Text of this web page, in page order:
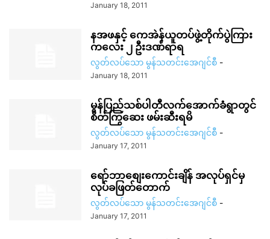
January 18, 2011
နအဖနှင့် ကေအဲန်ယူတပ်ဖွဲ့တိုက်ပွဲကြား
ကလေး ၂ ဦးဒဏ်ရာရ
လွတ်လပ်သော မွန်သတင်းအေဂျင်စီ -
January 18, 2011
မွန်ပြည်သစ်ပါတီလက်အောက်ခံရွာတွင်
စိတ်ကြွဆေး ဖမ်းဆီးရမိ
လွတ်လပ်သော မွန်သတင်းအေဂျင်စီ -
January 17, 2011
ရော်ဘာစျေးကောင်းချိန် အလုပ်ရှင်မှ
လုပ်ခဖြတ်တောက်
လွတ်လပ်သော မွန်သတင်းအေဂျင်စီ -
January 17, 2011